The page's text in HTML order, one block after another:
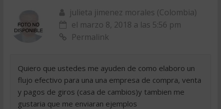
julieta jimenez morales (Colombia)
el marzo 8, 2018 a las 5:56 pm
Permalink
Quiero que ustedes me ayuden de como elaboro un
flujo efectivo para una una empresa de compra, venta
y pagos de giros (casa de cambios)y tambien me
gustaria que me enviaran ejemplos